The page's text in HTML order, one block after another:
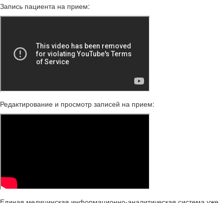
Запись пациента на прием:
Редактирование и просмотр записей на прием: